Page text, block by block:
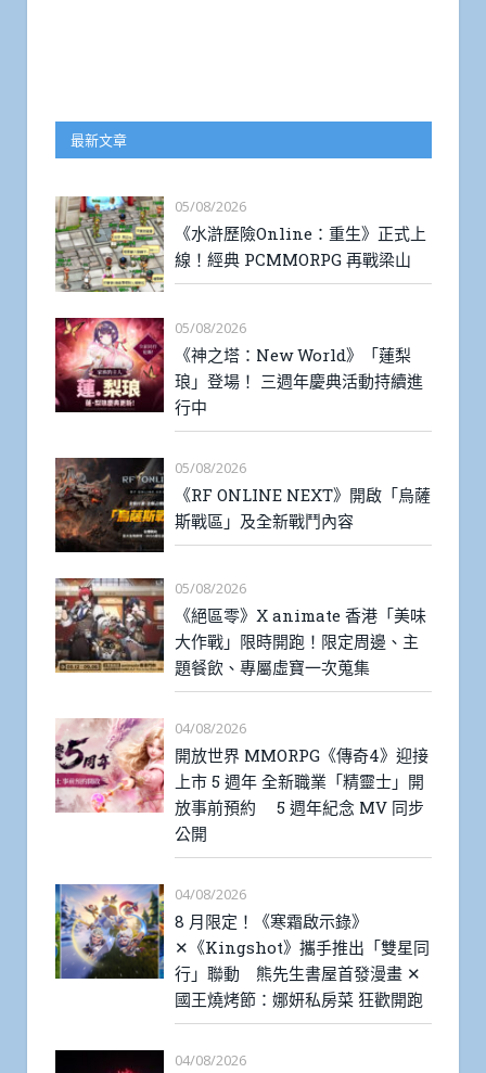
最新文章
05/08/2026
《水滸歷險Online：重生》正式上
線！經典 PCMMORPG 再戰梁山
05/08/2026
《神之塔：New World》「蓮梨
琅」登場！ 三週年慶典活動持續進
行中
05/08/2026
《RF ONLINE NEXT》開啟「烏薩
斯戰區」及全新戰鬥內容
05/08/2026
《絕區零》X animate 香港「美味
大作戰」限時開跑！限定周邊、主
題餐飲、專屬虛寶一次蒐集
04/08/2026
開放世界 MMORPG《傳奇4》迎接
上市 5 週年 全新職業「精靈士」開
放事前預約 5 週年紀念 MV 同步
公開
04/08/2026
8 月限定！《寒霜啟示錄》
✕《Kingshot》攜手推出「雙星同
行」聯動 熊先生書屋首發漫畫 ✕
國王燒烤節：娜妍私房菜 狂歡開跑
04/08/2026